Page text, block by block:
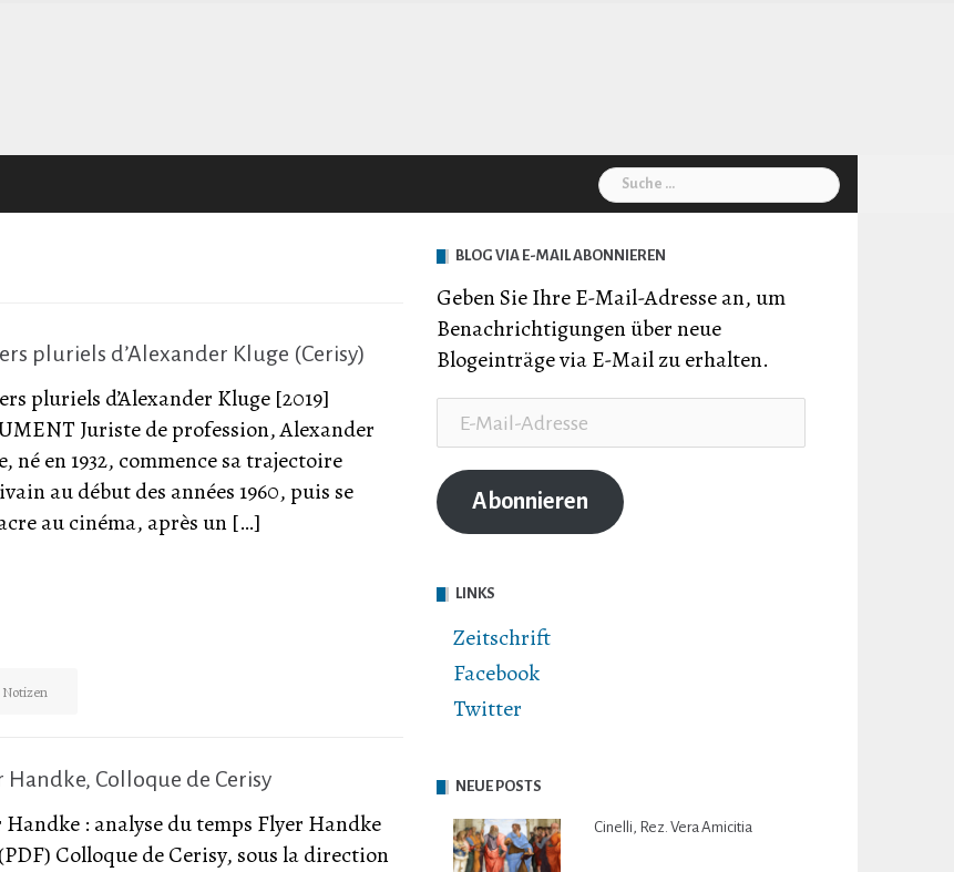
Suche
nach:
pluriels d’Alexander Kluge (Cerisy)
pluriels d’Alexander Kluge [2019]
Juriste de profession, Alexander
né en 1932, commence sa trajectoire
au début des années 1960, puis se
au cinéma, après un […]
Notizen
Handke, Colloque de Cerisy
Handke : analyse du temps Flyer Handke
Colloque de Cerisy, sous la direction
BLOG VIA E-MAIL ABONNIEREN
Geben Sie Ihre E-Mail-Adresse an, um
Benachrichtigungen über neue
Blogeinträge via E-Mail zu erhalten.
Mail-
Adresse
Abonnieren
LINKS
Zeitschrift
Facebook
Twitter
NEUE POSTS
Cinelli, Rez. Vera Amicitia